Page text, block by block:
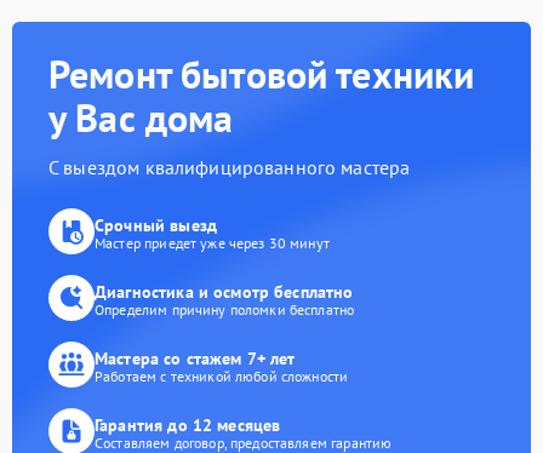
Ремонт бытовой техники
у Вас дома
С выездом квалифицированного мастера
Срочный выезд
Мастер приедет уже через 30 минут
Диагностика и осмотр бесплатно
Определим причину поломки бесплатно
Мастера со стажем 7+ лет
Работаем с техникой любой сложности
Гарантия до 12 месяцев
Составляем договор, предоставляем гарантию